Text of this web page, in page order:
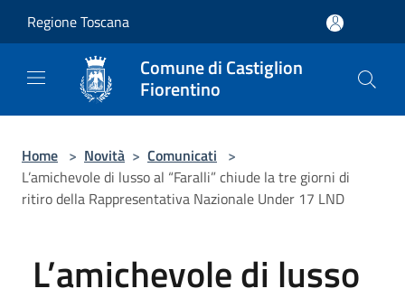
Regione Toscana
Comune di Castiglion
Fiorentino
Home > Novità > Comunicati >
L’amichevole di lusso al “Faralli” chiude la tre giorni di
ritiro della Rappresentativa Nazionale Under 17 LND
L’amichevole di lusso